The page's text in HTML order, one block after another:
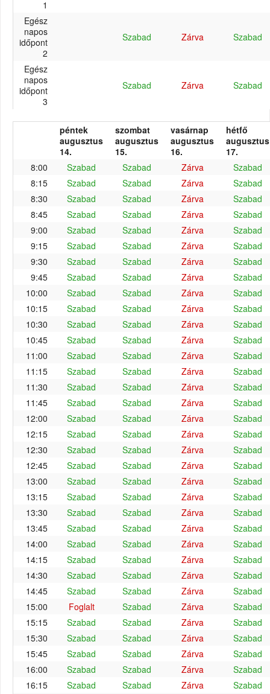
1
Egész
napos
időpont
2
Szabad Zárva Szabad
Egész
napos
időpont
3
Szabad Zárva Szabad
péntek
augusztus
14.
szombat
augusztus
15.
vasárnap
augusztus
16.
hétfő
augusztus
17.
8:00
Szabad Szabad Zárva
Szabad
8:15
Szabad Szabad Zárva
Szabad
8:30
Szabad Szabad Zárva
Szabad
8:45
Szabad Szabad Zárva
Szabad
9:00
Szabad Szabad Zárva
Szabad
9:15
Szabad Szabad Zárva
Szabad
9:30
Szabad Szabad Zárva
Szabad
9:45
Szabad Szabad Zárva
Szabad
10:00
Szabad Szabad Zárva
Szabad
10:15
Szabad Szabad Zárva
Szabad
10:30
Szabad Szabad Zárva
Szabad
10:45
Szabad Szabad Zárva
Szabad
11:00
Szabad Szabad Zárva
Szabad
11:15
Szabad Szabad Zárva
Szabad
11:30
Szabad Szabad Zárva
Szabad
11:45
Szabad Szabad Zárva
Szabad
12:00
Szabad Szabad Zárva
Szabad
12:15
Szabad Szabad Zárva
Szabad
12:30
Szabad Szabad Zárva
Szabad
12:45
Szabad Szabad Zárva
Szabad
13:00
Szabad Szabad Zárva
Szabad
13:15
Szabad Szabad Zárva
Szabad
13:30
Szabad Szabad Zárva
Szabad
13:45
Szabad Szabad Zárva
Szabad
14:00
Szabad Szabad Zárva
Szabad
14:15
Szabad Szabad Zárva
Szabad
14:30
Szabad Szabad Zárva
Szabad
14:45
Szabad Szabad Zárva
Szabad
15:00
Foglalt Szabad Zárva
Szabad
15:15
Szabad Szabad Zárva
Szabad
15:30
Szabad Szabad Zárva
Szabad
15:45
Szabad Szabad Zárva
Szabad
16:00
Szabad Szabad Zárva
Szabad
16:15
Szabad Szabad Zárva Szabad